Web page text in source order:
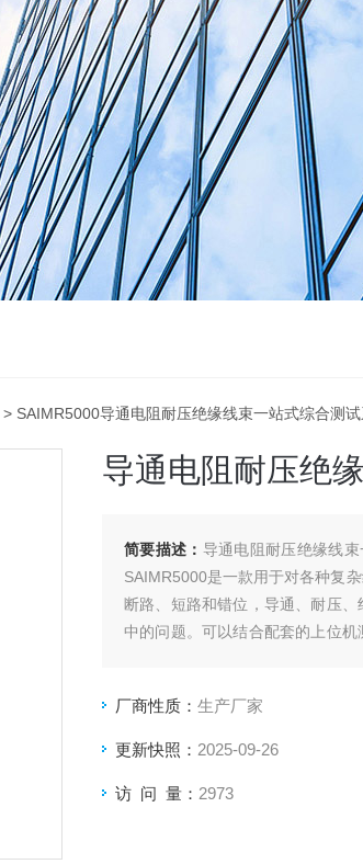
> SAIMR5000导通电阻耐压绝缘线束一站式综合测
导通电阻耐压绝
简要描述： 导通电阻耐压绝缘线
SAIMR5000是一款用于对各种复
断路、短路和错位，导通、耐压
中的问题。可以结合配套的上位
厂商性质： 生产厂家
更新快照： 2025-09-26
访 问 量： 2973